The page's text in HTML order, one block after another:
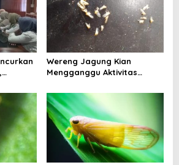
Wereng Jagung Kian
Mengganggu Aktivitas
Miliki Solusi?